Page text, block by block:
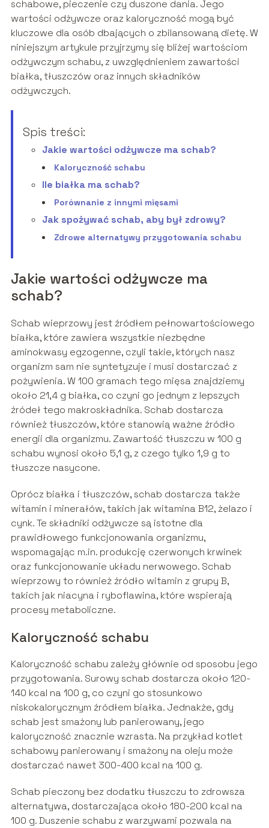
schabowe, pieczenie czy duszone dania. Jego
wartości odżywcze oraz kaloryczność mogą być
kluczowe dla osób dbających o zbilansowaną dietę. W
niniejszym artykule przyjrzymy się bliżej wartościom
odżywczym schabu, z uwzględnieniem zawartości
białka, tłuszczów oraz innych składników
odżywczych.
Spis treści:
Jakie wartości odżywcze ma schab?
Kaloryczność schabu
Ile białka ma schab?
Porównanie z innymi mięsami
Jak spożywać schab, aby był zdrowy?
Zdrowe alternatywy przygotowania schabu
Jakie wartości odżywcze ma
schab?
Schab wieprzowy jest źródłem pełnowartościowego
białka, które zawiera wszystkie niezbędne
aminokwasy egzogenne, czyli takie, których nasz
organizm sam nie syntetyzuje i musi dostarczać z
pożywienia. W 100 gramach tego mięsa znajdziemy
około 21,4 g białka, co czyni go jednym z lepszych
źródeł tego makroskładnika. Schab dostarcza
również tłuszczów, które stanowią ważne źródło
energii dla organizmu. Zawartość tłuszczu w 100 g
schabu wynosi około 5,1 g, z czego tylko 1,9 g to
tłuszcze nasycone.
Oprócz białka i tłuszczów, schab dostarcza także
witamin i minerałów, takich jak witamina B12, żelazo i
cynk. Te składniki odżywcze są istotne dla
prawidłowego funkcjonowania organizmu,
wspomagając m.in. produkcję czerwonych krwinek
oraz funkcjonowanie układu nerwowego. Schab
wieprzowy to również źródło witamin z grupy B,
takich jak niacyna i ryboflawina, które wspierają
procesy metaboliczne.
Kaloryczność schabu
Kaloryczność schabu zależy głównie od sposobu jego
przygotowania. Surowy schab dostarcza około 120-
140 kcal na 100 g, co czyni go stosunkowo
niskokalorycznym źródłem białka. Jednakże, gdy
schab jest smażony lub panierowany, jego
kaloryczność znacznie wzrasta. Na przykład kotlet
schabowy panierowany i smażony na oleju może
dostarczać nawet 300-400 kcal na 100 g.
Schab pieczony bez dodatku tłuszczu to zdrowsza
alternatywa, dostarczająca około 180-200 kcal na
100 g. Duszenie schabu z warzywami pozwala na